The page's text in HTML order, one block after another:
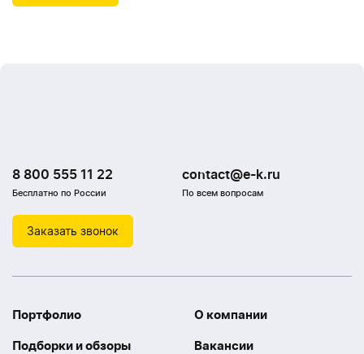
8 800 555 11 22
Бесплатно по России
contact@e-k.ru
По всем вопросам
Заказать звонок
Портфолио
Подборки и обзоры
О компании
Вакансии